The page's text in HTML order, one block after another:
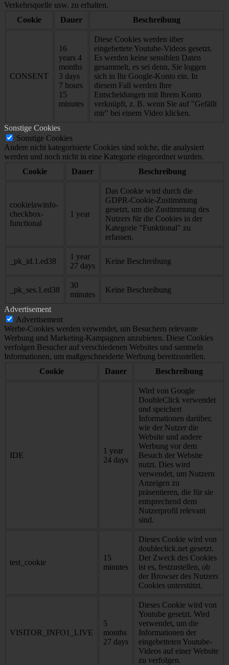
Verkehrsquelle usw. zu erhalten.
Cookie
Dauer Beschreibung
CONSENT
16
years 4
months
3 days
7 hours
15
minutes
Diese Cookies werden über
eingebettete Youtube-Videos gesetzt.
Es werden keine sensiblen Daten
gesammelt, es sei denn, Sie loggen
sich in Ihr Google-Konto ein. In
diesem Fall werden Ihre
Entscheidungen mit Ihrem Konto
verknüpft, z. B. wenn Sie auf "Gefällt
mir" bei einem Video klicken.
Sonstige Cookies
Sonstige Cookies
Andere nicht kategorisierte Cookies sind solche, die analysiert
werden und noch nicht in eine Kategorie eingeordnet wurden.
Cookie
Dauer Beschreibung
cookielawinfo-
checkbox-
functional
1 year
Das Cookie wird durch die
GDPR-Cookie-Zustimmung
gesetzt, um die Zustimmung des
Nutzers für die Cookies in der
Kategorie "Funktional" zu
erfassen.
_pk_id.1.ed38
1 year
27 days
Keine Beschreibung
_pk_ses.1.ed38
30
minutes
Keine Beschreibung
Advertisement
Advertisement
Werbe-Cookies werden verwendet, um Besuchern relevante
Werbung und Marketing-Kampagnen anzubieten. Diese Cookies
verfolgen Besucher auf verschiedenen Websites und sammeln
Informationen, um maßgeschneiderte Werbung bereitzustellen.
Cookie
Dauer Beschreibung
IDE
1 year
24 days
Wird von Google
DoubleClick verwendet
und speichert
Informationen darüber,
wie der Nutzer die
Website und andere
Werbung vor dem
Besuch der Website
nutzt. Dies wird
verwendet, um Nutzern
Anzeigen zu
präsentieren, die für sie
entsprechend dem
Nutzerprofil relevant
sind.
test_cookie
15
minutes
Dieses Cookie wird von
doubleclick.net gesetzt.
Der Zweck des Cookies
ist es, festzustellen, ob
der Browser des Nutzers
Cookies unterstützt.
VISITOR_INFO1_LIVE
5
months
27 days
Dieses Cookie wird von
Youtube gesetzt. Wird
verwendet, um die
Informationen der
eingebetteten Youtube-
Videos auf einer Website
zu verfolgen.